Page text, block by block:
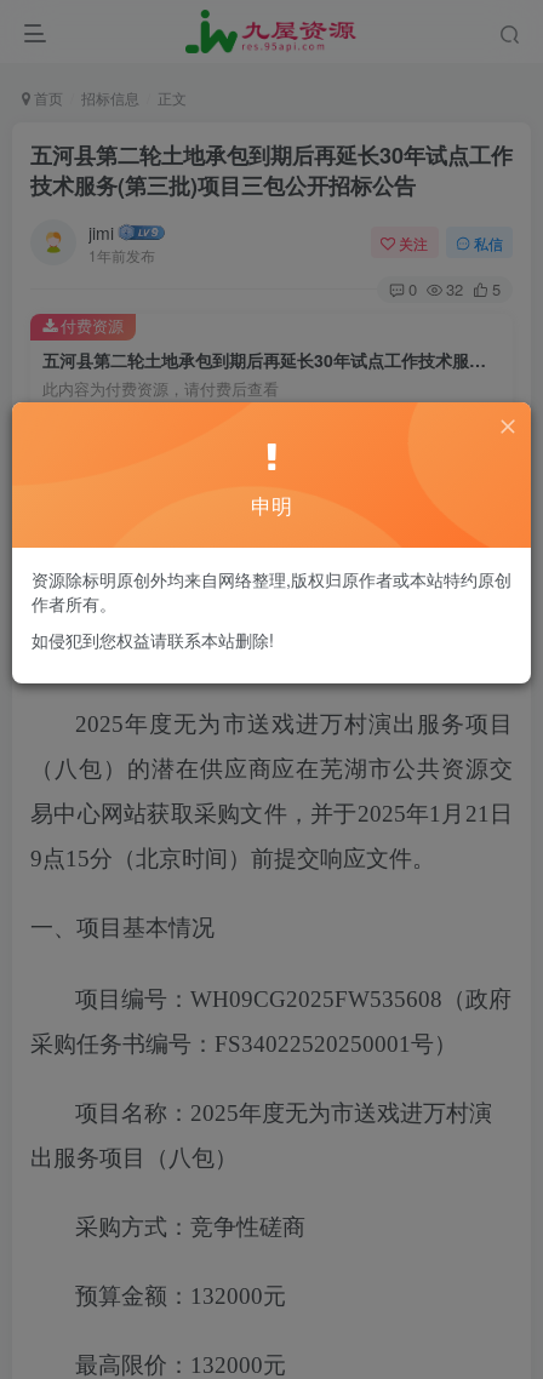
首页 招标信息 正文
五河县第二轮土地承包到期后再延长30年试点工作
技术服务(第三批)项目三包公开招标公告
jimi
1年前发布
关注 私信
0 32 5
五河县第二轮土地承包到期后再延长30年试点工作技术服务(第三批)项目三包公开招标公告
此内容为付费资源，请付费后查看
20
您当前未登录！建议登陆后购买，可保存购买订单
付费资源
项目概况
2025年度无为市送戏进万村演出服务项目
（八包） 的潜在供应商应在芜湖市公共资源交
易中心网站获取采购文件， 并于2025年1 月 21 日
9点15分 （北京时间）前提交响应文件。
一、项目基本情况
项目编号：WH09CG2025FW535608 （政府
采购任务书编号： FS34022520250001号）
项目名称： 2025年度无为市送戏进万村演
出服务项目（八包）
采购方式：竞争性磋商
预算金额： 132000元
最高限价： 132000元
申明
资源除标明原创外均来自网络整理,版权归原作者或本站特约原创
作者所有。
如侵犯到您权益请联系本站删除!